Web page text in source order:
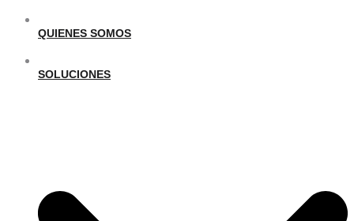
QUIENES SOMOS
SOLUCIONES